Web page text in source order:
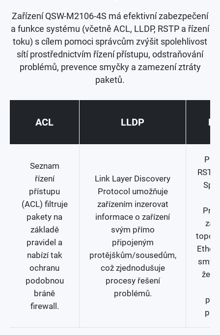
Zařízení QSW-M2106-4S má efektivní zabezpečení
a funkce systému (včetně ACL, LLDP, RSTP a řízení
toku) s cílem pomoci správcům zvýšit spolehlivost
sítí prostřednictvím řízení přístupu, odstraňování
problémů, prevence smyčky a zamezení ztráty
paketů.
ACL LLDP
Seznam
řízení
přístupu
(ACL) filtruje
pakety na
základě
pravidel a
nabízí tak
ochranu
podobnou
bráně
firewall.
Link Layer Discovery
Protocol umožňuje
zařízením inzerovat
informace o zařízení
svým přímo
připojeným
protějškům/sousedům,
což zjednodušuje
procesy řešení
problémů.
že